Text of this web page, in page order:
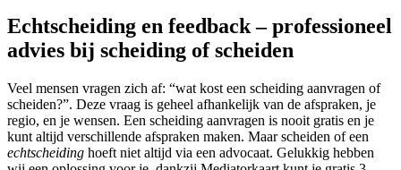
Echtscheiding en feedback – professioneel
advies bij scheiding of scheiden
Veel mensen vragen zich af: “wat kost een scheiding aanvragen of
scheiden?”. Deze vraag is geheel afhankelijk van de afspraken, je
regio, en je wensen. Een scheiding aanvragen is nooit gratis en je
kunt altijd verschillende afspraken maken. Maar scheiden of een
echtscheiding hoeft niet altijd via een advocaat. Gelukkig hebben